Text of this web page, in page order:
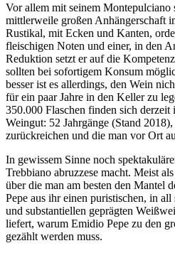
Vor allem mit seinem Montepulciano
mittlerweile großen Anhängerschaft
Rustikal, mit Ecken und Kanten,
fleischigen Noten und einer, in den
Reduktion setzt er auf die
sollten bei sofortigem Konsum
besser ist es allerdings, den Wein
für ein paar Jahre in den Keller zu
350.000 Flaschen finden sich
Weingut: 52 Jahrgänge (Stand
zurückreichen und die man vor Ort
In gewissem Sinne noch
Trebbiano abruzzese macht. Meist
über die man am besten den Mantel
Pepe aus ihr einen puristischen, in
und substantiellen geprägten
liefert, warum Emidio Pepe zu den
gezählt werden muss.